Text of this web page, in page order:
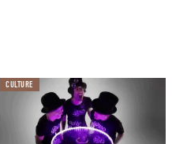
CULTURE